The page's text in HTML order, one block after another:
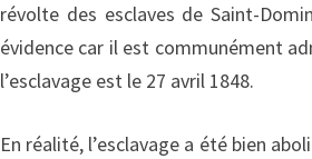
révolte des esclaves de Saint-
évidence car il est communément
l’esclavage est le 27 avril 1848.
En réalité, l’esclavage a été bien